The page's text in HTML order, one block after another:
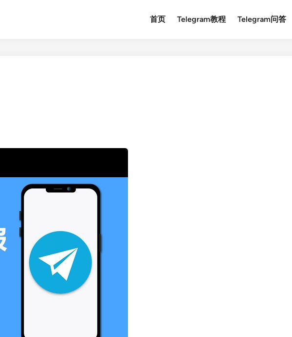
首页 Telegram教程 Telegram问答